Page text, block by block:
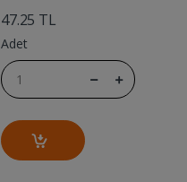
47.25 TL
Adet